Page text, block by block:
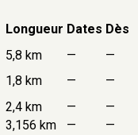
Longueur Dates Dès
5,8 km —
—
1,8 km —
—
2,4 km —
—
3,156 km —
—